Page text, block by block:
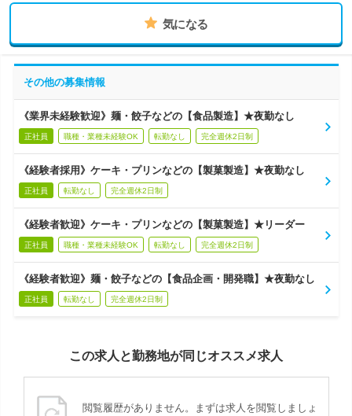
気になる
その他の募集情報
《業界未経験歓迎》麺・餃子などの【食品製造】★夜勤なし
正社員 職種・業種未経験OK 転勤なし 完全週休2日制
《経験者採用》ケーキ・プリンなどの【製菓製造】★夜勤なし
正社員 転勤なし 完全週休2日制
《経験者歓迎》ケーキ・プリンなどの【製菓製造】★リーダー
正社員 職種・業種未経験OK 転勤なし 完全週休2日制
《経験者歓迎》麺・餃子などの【食品企画・開発職】★夜勤なし
正社員 転勤なし 完全週休2日制
この求人と勤務地が同じオススメ求人
閲覧履歴がありません。まずは求人を閲覧しましょ